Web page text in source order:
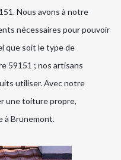
Nous avons à notre
nécessaires pour pouvoir
que soit le type de
59151 ; nos artisans
utiliser. Avec notre
une toiture propre,
à Brunemont.